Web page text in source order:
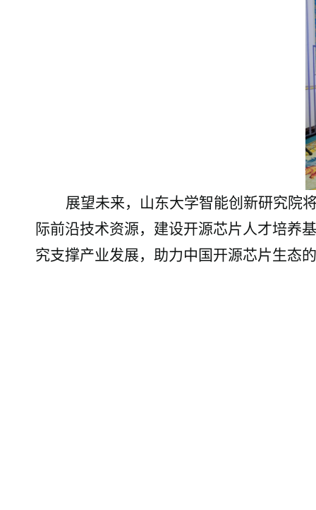
展望未来，山东大学智能创新研究院
际前沿技术资源，建设开源芯片人才培养
究支撑产业发展，助力中国开源芯片生态